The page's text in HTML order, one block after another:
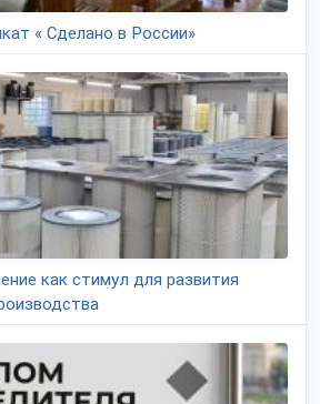
« Сделано в России»
как стимул для развития